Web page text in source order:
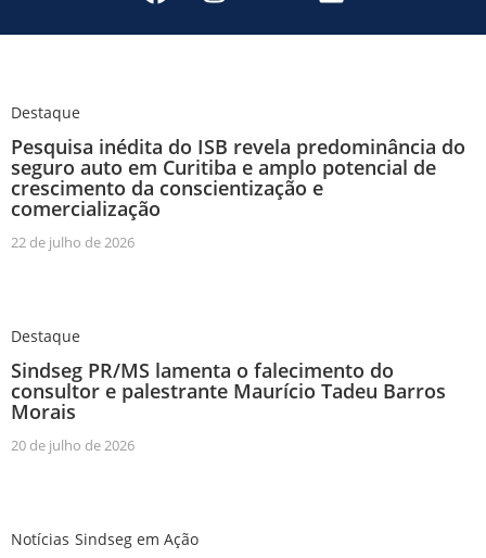
Destaque
Pesquisa inédita do ISB revela predominância do
seguro auto em Curitiba e amplo potencial de
crescimento da conscientização e
comercialização
22 de julho de 2026
Destaque
Sindseg PR/MS lamenta o falecimento do
consultor e palestrante Maurício Tadeu Barros
Morais
20 de julho de 2026
Notícias Sindseg em Ação